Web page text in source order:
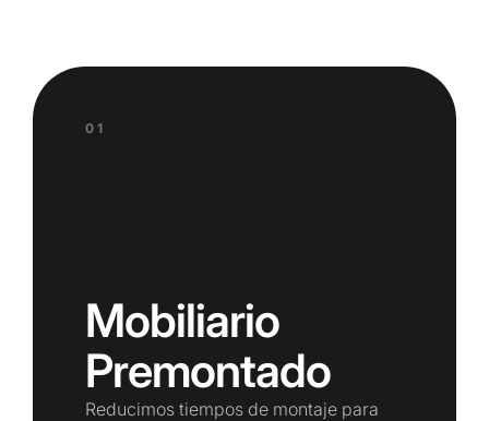
01
Mobiliario
Premontado
Reducimos tiempos de montaje para